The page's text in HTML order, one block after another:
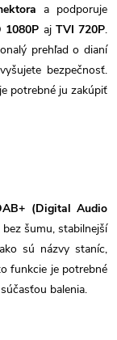
a podporuje
1080P aj TVI 720P.
prehľad o dianí
bezpečnosť.
potrebné ju zakúpiť
(Digital Audio
šumu, stabilnejší
sú názvy staníc,
funkcie je potrebné
balenia.